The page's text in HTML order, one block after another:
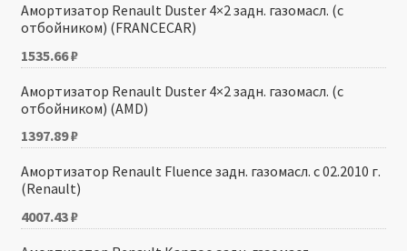
Амортизатор Renault Duster 4×2 задн. газомасл. (с
отбойником) (FRANCECAR)
1535.66₽
Амортизатор Renault Duster 4×2 задн. газомасл. (с
отбойником) (AMD)
1397.89₽
Амортизатор Renault Fluence задн. газомасл. с 02.2010 г.
(Renault)
4007.43₽